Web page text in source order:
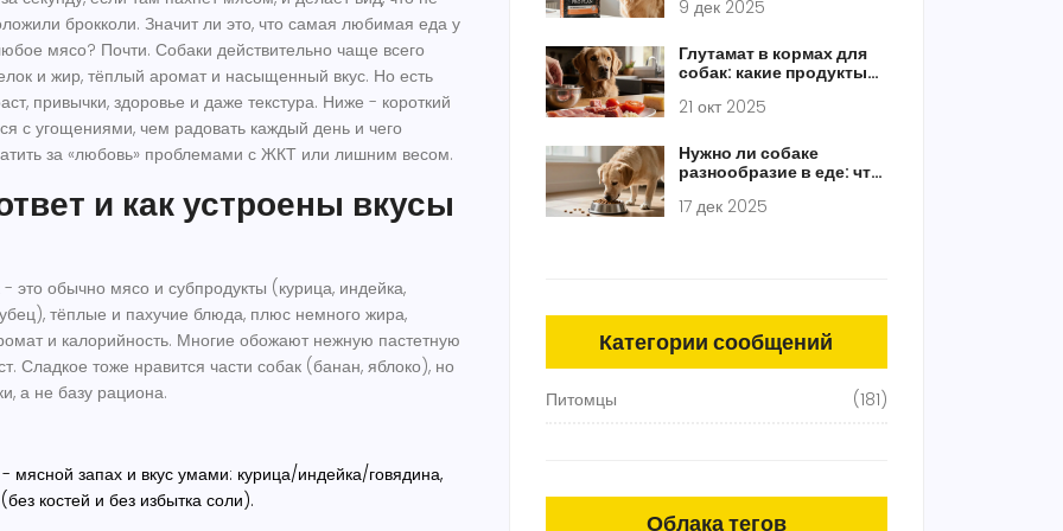
брокколи. Значит ли это, что самая любимая еда у
мясо? Почти. Собаки действительно чаще всего
и жир, тёплый аромат и насыщенный вкус. Но есть
привычки, здоровье и даже текстура. Ниже - короткий
с угощениями, чем радовать каждый день и чего
за «любовь» проблемами с ЖКТ или лишним весом.
и как устроены вкусы
- это обычно мясо и субпродукты (курица, индейка,
тёплые и пахучие блюда, плюс немного жира,
и калорийность. Многие обожают нежную пастетную
Сладкое тоже нравится части собак (банан, яблоко), но
а не базу рациона.
мясной запах и вкус умами: курица/индейка/говядина,
костей и без избытка соли).
основные вопросы
9 дек 2025
Глутамат в кормах для
собак: какие продукты
всего
21 окт 2025
Нужно ли собаке
разнообразие в еде: что
для здоровья питомца
17 дек 2025
Категории сообщений
Питомцы (181)
Облака тегов